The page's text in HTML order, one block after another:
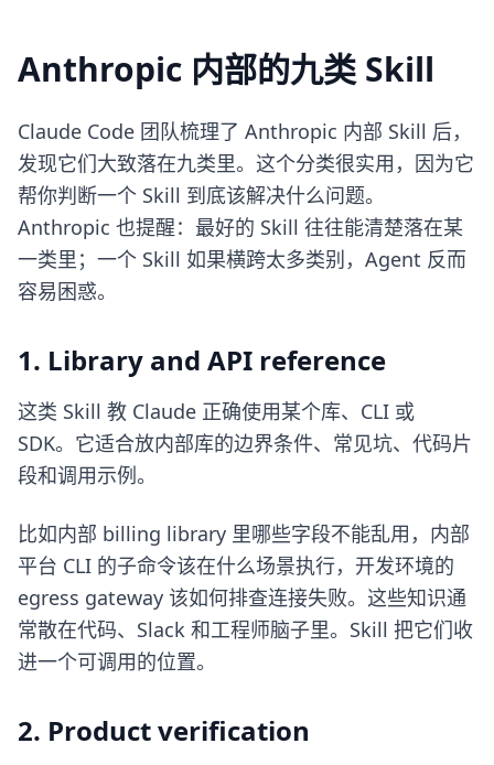
Anthropic 内部的九类 Skill
Claude Code 团队梳理了 Anthropic 内部 Skill 后，
发现它们大致落在九类里。这个分类很实用，因为它
帮你判断一个 Skill 到底该解决什么问题。
Anthropic 也提醒：最好的 Skill 往往能清楚落在某
一类里；一个 Skill 如果横跨太多类别，Agent 反而
容易困惑。
1. Library and API reference
这类 Skill 教 Claude 正确使用某个库、CLI 或
SDK。它适合放内部库的边界条件、常见坑、代码片
段和调用示例。
比如内部 billing library 里哪些字段不能乱用，内部
平台 CLI 的子命令该在什么场景执行，开发环境的
egress gateway 该如何排查连接失败。这些知识通
常散在代码、Slack 和工程师脑子里。Skill 把它们收
进一个可调用的位置。
2. Product verification